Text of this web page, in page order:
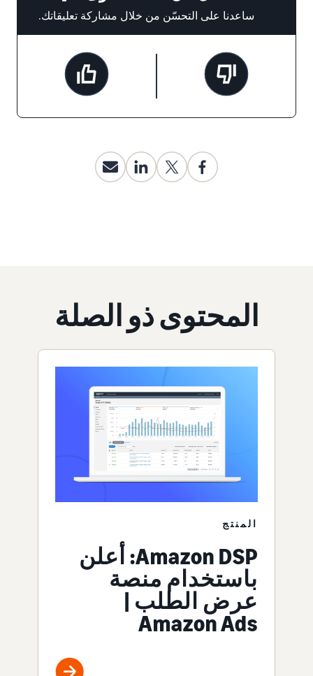
ساعدنا على التحسّن من خلال مشاركة تعليقاتك.
المحتوى ذو الصلة
المنتج
Amazon DSP: أعلن
باستخدام منصة
عرض الطلب |
Amazon Ads